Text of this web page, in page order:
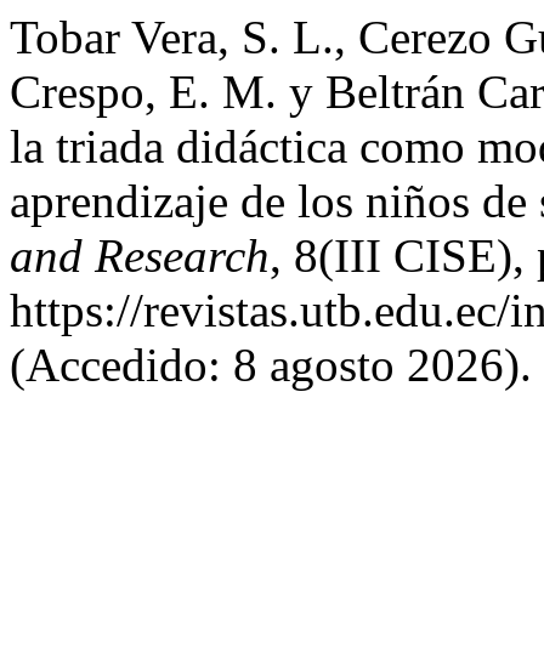
Tobar Vera, S. L., Cerezo
Crespo, E. M. y Beltrán
la triada didáctica como
aprendizaje de los niños
and Research, 8(III CISE),
https://revistas.utb.edu.ec/
(Accedido: 8 agosto 2026).